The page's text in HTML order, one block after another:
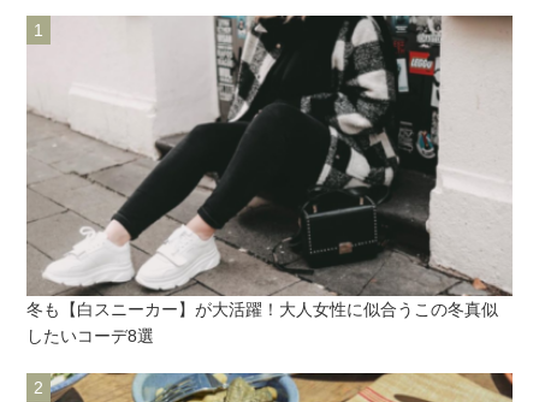
冬も【白スニーカー】が大活躍！大人女性に似合うこの冬真似
したいコーデ8選